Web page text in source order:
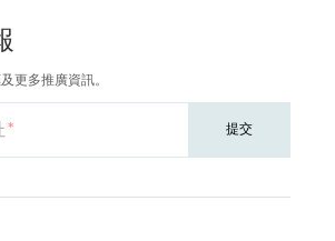
更多推廣資訊。
提交